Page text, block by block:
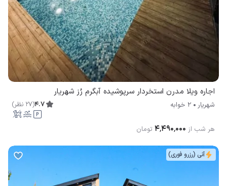
اجاره ویلا مدرن استخردار سرپوشیده آبگرم رُز شهریار
شهریار 2 خوابه 4.7
(
27 نظر)
هر شب از ۴٬۴۹۰٬۰۰۰ تومان
آنی (رزرو فوری)